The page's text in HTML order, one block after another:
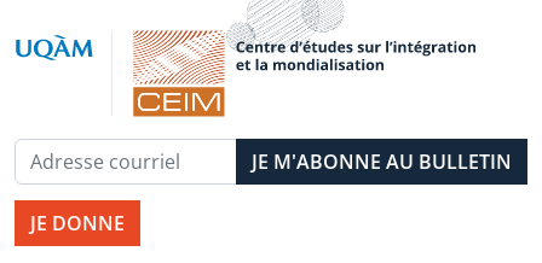
JE DONNE